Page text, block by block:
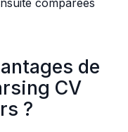
comparées
de
CV
?